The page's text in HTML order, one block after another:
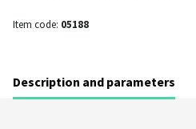
Item code: 05188
Description and parameters